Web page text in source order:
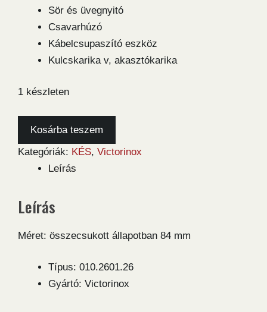
Sör és üvegnyitó
Csavarhúzó
Kábelcsupaszító eszköz
Kulcskarika v, akasztókarika
1 készleten
Victorinox
Alox
zsebkés
Kosárba teszem
Kategóriák: KÉS, Victorinox
Leírás
Leírás
Méret: összecsukott állapotban 84 mm
Típus: 010.2601.26
Gyártó: Victorinox